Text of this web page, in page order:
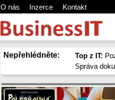
O nás Inzerce Kontakt
Nepřehlédněte: Top z IT:
Správa